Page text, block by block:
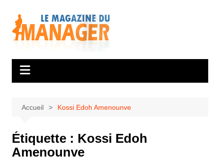
contenu
Accueil Kossi Edoh Amenounve
Étiquette : Kossi Edoh
Amenounve